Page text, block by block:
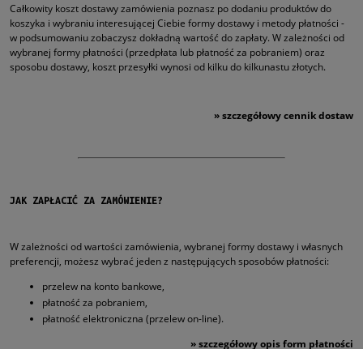
Całkowity koszt dostawy zamówienia poznasz po dodaniu produktów do
koszyka i wybraniu interesującej Ciebie formy dostawy i metody płatności -
w podsumowaniu zobaczysz dokładną wartość do zapłaty. W zależności od
wybranej formy płatności (przedpłata lub płatność za pobraniem) oraz
sposobu dostawy, koszt przesyłki wynosi od kilku do kilkunastu złotych.
»szczegółowy cennik dostaw
JAK ZAPŁACIĆ ZA ZAMÓWIENIE?
W zależności od wartości zamówienia, wybranej formy dostawy i własnych
preferencji, możesz wybrać jeden z następujących sposobów płatności:
przelew na konto bankowe,
płatność za pobraniem,
płatność elektroniczna (przelew on-line).
»szczegółowy opis form płatności